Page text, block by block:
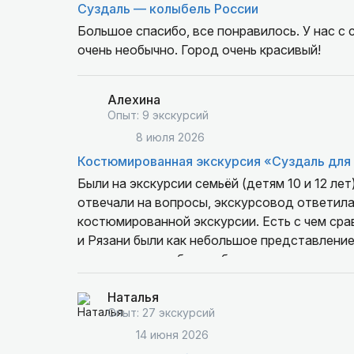
Суздаль — колыбель России
Большое спасибо, все понравилось. У нас
очень необычно. Город очень красивый!
Алехина
Опыт: 9 экскурсий
8 июля 2026
Костюмированная экскурсия «Суздаль
Были на экскурсии семьёй (детям 10 и 12
отвечали на вопросы, экскурсовод
костюмированной экскурсии. Есть с чем
и Рязани были как небольшое
рассказ, можно было и без костюма
Наталья
Опыт: 27 экскурсий
14 июня 2026